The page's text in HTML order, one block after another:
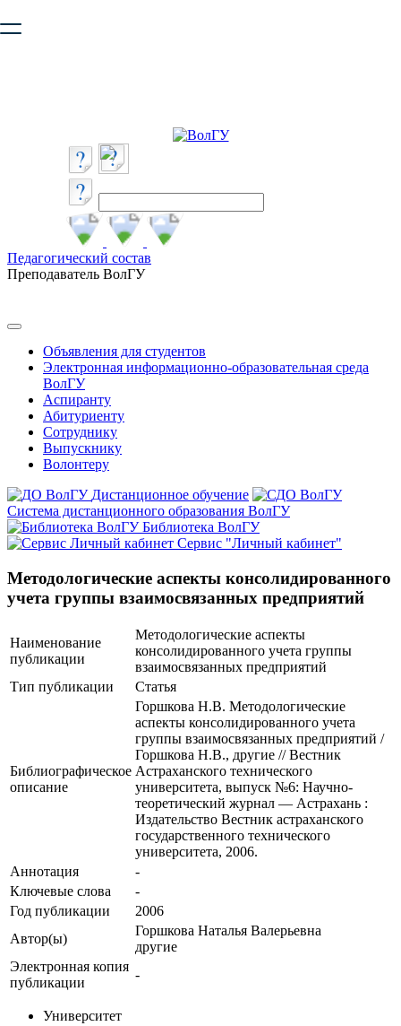
безопасную работу с сайтом. Пожалуйста
Педагогический состав
Преподаватель ВолГУ
Объявления для студентов
Электронная информационно-образовательная среда
ВолГУ
Аспиранту
Абитуриенту
Сотруднику
Выпускнику
Волонтеру
Дистанционное обучение
Система дистанционного образования ВолГУ
Библиотека ВолГУ
Сервис "Личный кабинет"
Методологические аспекты консолидированного
учета группы взаимосвязанных предприятий
Наименование
публикации
Методологические аспекты
консолидированного учета группы
взаимосвязанных предприятий
Тип публикации
Статья
Библиографическое
описание
Горшкова Н.В. Методологические
аспекты консолидированного учета
группы взаимосвязанных предприятий /
Горшкова Н.В., другие // Вестник
Астраханского технического
университета, выпуск №6: Научно-
теоретический журнал — Астрахань :
Издательство Вестник астраханского
государственного технического
университета, 2006.
Аннотация
-
Ключевые cлова
-
Год публикации
2006
Автор(ы)
Горшкова Наталья Валерьевна
другие
Электронная копия
публикации
-
Университет